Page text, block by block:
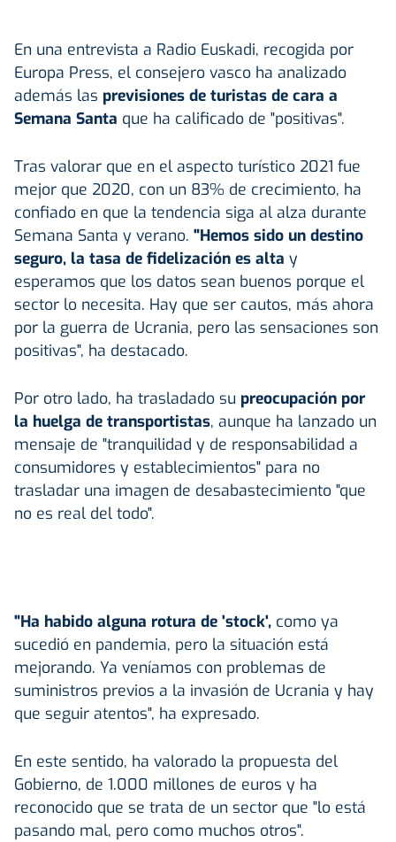
En una entrevista a Radio Euskadi, recogida por
Europa Press, el consejero vasco ha analizado
además las previsiones de turistas de cara a
Semana Santa que ha calificado de "positivas".
Tras valorar que en el aspecto turístico 2021 fue
mejor que 2020, con un 83% de crecimiento, ha
confiado en que la tendencia siga al alza durante
Semana Santa y verano. "Hemos sido un destino
seguro, la tasa de fidelización es alta y
esperamos que los datos sean buenos porque el
sector lo necesita. Hay que ser cautos, más ahora
por la guerra de Ucrania, pero las sensaciones son
positivas", ha destacado.
Por otro lado, ha trasladado su preocupación por
la huelga de transportistas, aunque ha lanzado un
mensaje de "tranquilidad y de responsabilidad a
consumidores y establecimientos" para no
trasladar una imagen de desabastecimiento "que
no es real del todo".
"Ha habido alguna rotura de 'stock', como ya
sucedió en pandemia, pero la situación está
mejorando. Ya veníamos con problemas de
suministros previos a la invasión de Ucrania y hay
que seguir atentos", ha expresado.
En este sentido, ha valorado la propuesta del
Gobierno, de 1.000 millones de euros y ha
reconocido que se trata de un sector que "lo está
pasando mal, pero como muchos otros".